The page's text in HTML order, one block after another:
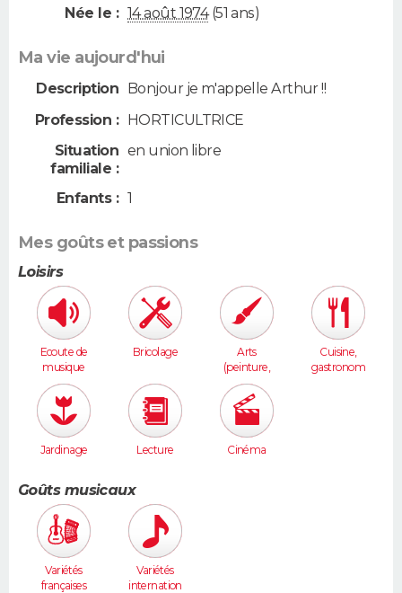
Née le : 14 août 1974(51 ans)
Ma vie aujourd'hui
Description
Bonjour je m'appelle Arthur !!
Profession : HORTICULTRICE
Situation
familiale :
en union libre
Enfants : 1
Mes goûts et passions
Loisirs
Ecoute de
musique
Bricolage
Arts
(peinture,
sculpture...
)
Cuisine,
gastronom
Jardinage Lecture Cinéma
Goûts musicaux
Variétés
françaises
Variétés
internation